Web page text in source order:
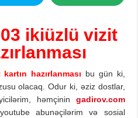
ikiüzlü vizit
hazırlanması bu gün ki,
olacaq. Odur ki, əziz dostlar,
həmçinin gadirov.com
abunəçilərim və sosial